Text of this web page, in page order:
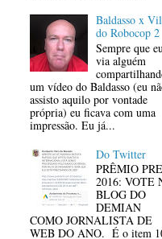
Baldasso x
do Robocop 2
Sempre que
via alguém
um vídeo do Baldasso (eu
assisto aquilo por vontade
própria) eu ficava com uma
impressão. Eu já...
Do Twitter
PRÊMIO
2016: VOTE
BLOG DO
DEMIAN
COMO JORNALISTA DE
WEB DO ANO. É o item